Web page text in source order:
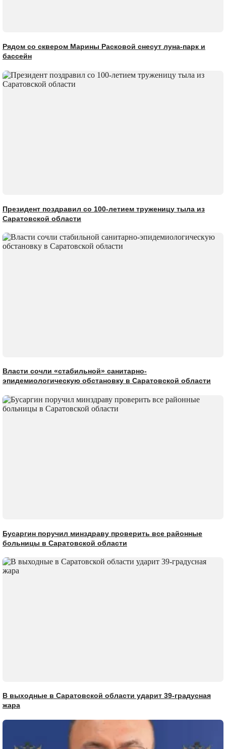
Рядом со сквером Марины Расковой снесут луна-парк и
бассейн
Президент поздравил со 100-летием труженицу тыла из
Саратовской области
Власти сочли «стабильной» санитарно-
эпидемиологическую обстановку в Саратовской области
Бусаргин поручил минздраву проверить все районные
больницы в Саратовской области
В выходные в Саратовской области ударит 39-градусная
жара